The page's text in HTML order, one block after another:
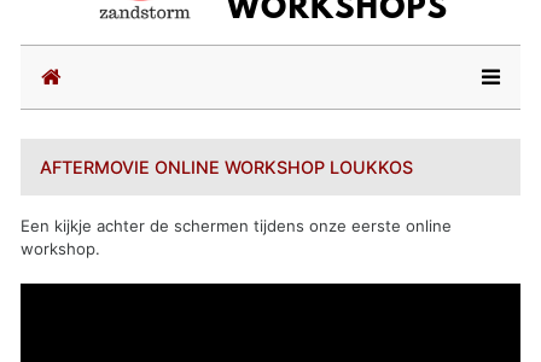
(current)
AFTERMOVIE ONLINE WORKSHOP LOUKKOS
Een kijkje achter de schermen tijdens onze eerste online
workshop.